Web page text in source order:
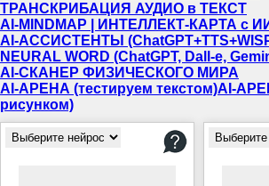
ТРАНСКРИБАЦИЯ АУДИО в ТЕКСТ
AI-MINDMAP | ИНТЕЛЛЕКТ-КАРТА c
AI-АССИСТЕНТЫ
NEURAL WORD (ChatGPT, Dall-e,
AI-СКАНЕР ФИЗИЧЕСКОГО МИРА
AI-АРЕНА (тестируем текстом)AI-
рисунком)